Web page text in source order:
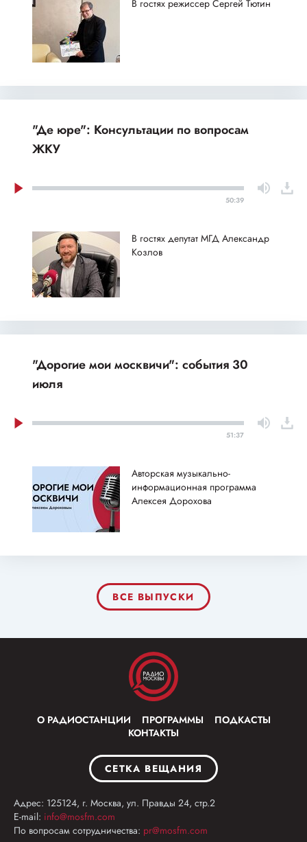
В гостях режиссер Сергей Тютин
"Де юре": Консультации по вопросам
ЖКУ
50:39
В гостях депутат МГД Александр
Козлов
"Дорогие мои москвичи": события 30
июля
51:37
Авторская музыкально-
информационная программа
Алексея Дорохова
ВСЕ ВЫПУСКИ
О РАДИОСТАНЦИИ ПРОГРАММЫ
ПОДКАСТЫ
КОНТАКТЫ
СЕТКА ВЕЩАНИЯ
Адрес: 125124, г. Москва, ул. Правды 24, стр.2
E-mail: info@mosfm.com
По вопросам сотрудничества: pr@mosfm.com